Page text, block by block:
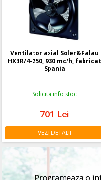
Ventilator axial Soler&Palau
HXBR/4-250, 930 mc/h, fabricat
Spania
Solicita info stoc
701 Lei
VEZI DETALII